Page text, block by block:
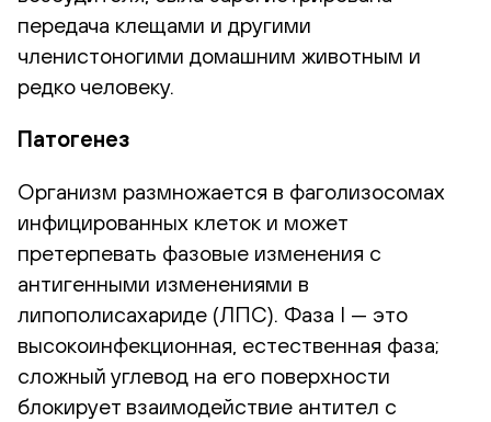
передача клещами и другими
членистоногими домашним животным и
редко человеку.
Патогенез
Организм размножается в фаголизосомах
инфицированных клеток и может
претерпевать фазовые изменения с
антигенными изменениями в
липополисахариде (ЛПС). Фаза I — это
высокоинфекционная, естественная фаза;
сложный углевод на его поверхности
блокирует взаимодействие антител с